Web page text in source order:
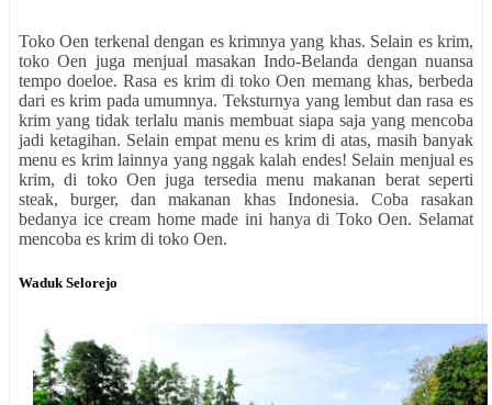
Toko Oen terkenal dengan es krimnya yang khas. Selain es krim,
toko Oen juga menjual masakan Indo-Belanda dengan nuansa
tempo doeloe. Rasa es krim di toko Oen memang khas, berbeda
dari es krim pada umumnya. Teksturnya yang lembut dan rasa es
krim yang tidak terlalu manis membuat siapa saja yang mencoba
jadi ketagihan. Selain empat menu es krim di atas, masih banyak
menu es krim lainnya yang nggak kalah endes! Selain menjual es
krim, di toko Oen juga tersedia menu makanan berat seperti
steak, burger, dan makanan khas Indonesia. Coba rasakan
bedanya ice cream home made ini hanya di Toko Oen. Selamat
mencoba es krim di toko Oen.
Waduk Selorejo